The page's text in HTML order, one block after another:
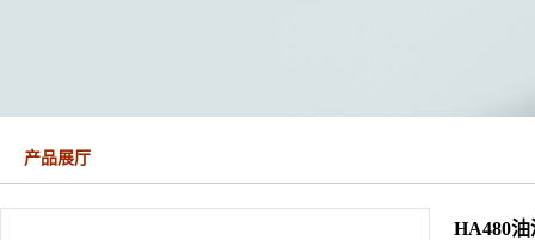
产品展厅
HA480